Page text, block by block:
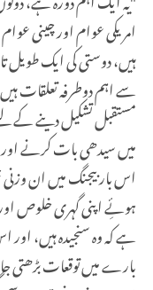
امریکی عوام اور چینی
ہیں، دوستی کی ایک
سے اہم دوطرفہ تعلقات
مستقبل تشکیل دینے کے
میں سیدھی بات کرنے
اس بار بیجنگ میں ان
ہوئِے اپنی گہری خلوص
ہے کہ وہ سنجیدہ ہیں،
بارے میں توقعات بڑھتی